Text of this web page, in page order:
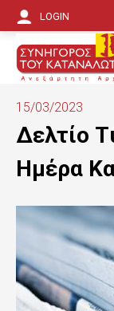
LOGIN
15/03/2023
Δελτίο
Ημέρα